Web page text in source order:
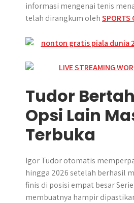
informasi mengenai tenis
telah dirangkum olehSPORTS
Tudor
Opsi Lain
Terbuka
Igor Tudor otomatis
hingga 2026 setelah berhasil
finis di posisi empat besar
membuatnya hampir